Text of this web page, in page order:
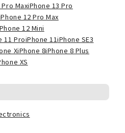
MaxiPhone 13 Pro
12 Pro Max
12 Mini
11 ProiPhone 11iPhone SE3
XiPhone 8iPhone 8 Plus
XS